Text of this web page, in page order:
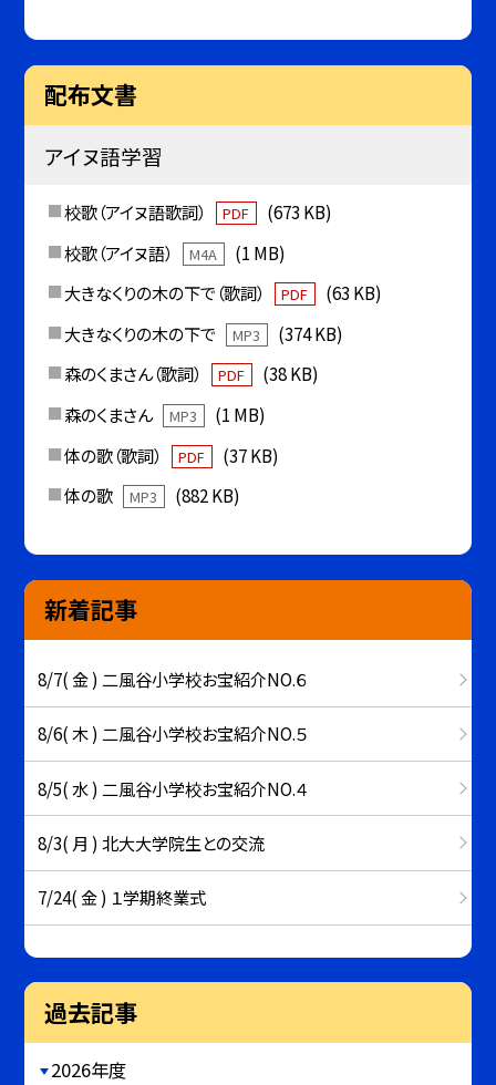
配布文書
アイヌ語学習
校歌（アイヌ語歌詞） PDF
(673 KB)
校歌（アイヌ語）
M4A
(1 MB)
大きなくりの木の下で（歌詞）
PDF
(63 KB)
大きなくりの木の下で
MP3
(374 KB)
森のくまさん（歌詞）
PDF
(38 KB)
森のくまさん
MP3
(1 MB)
体の歌（歌詞）
PDF
(37 KB)
体の歌
MP3 (882 KB)
新着記事
8/7( 金 ) 二風谷小学校お宝紹介NO.６
8/6( 木 ) 二風谷小学校お宝紹介NO.５
8/5( 水 ) 二風谷小学校お宝紹介NO.４
8/3( 月 ) 北大大学院生との交流
7/24( 金 ) １学期終業式
過去記事
2026年度